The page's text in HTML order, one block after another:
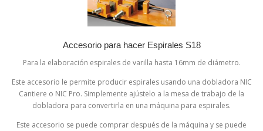
Accesorio para hacer Espirales S18
Para la elaboración espirales de varilla hasta 16mm de diámetro.
Este accesorio le permite producir espirales usando una dobladora NIC
Cantiere o NIC Pro. Simplemente ajústelo a la mesa de trabajo de la
dobladora para convertirla en una máquina para espirales.
Este accesorio se puede comprar después de la máquina y se puede